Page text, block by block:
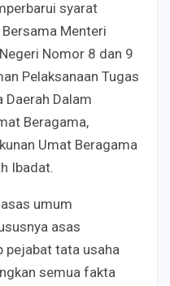
syarat
Menteri
Nomor 8 dan 9
Pelaksanaan Tugas
Daerah Dalam
Beragama,
Umat Beragama
Ibadat.
umum
asas
pejabat tata usaha
semua fakta